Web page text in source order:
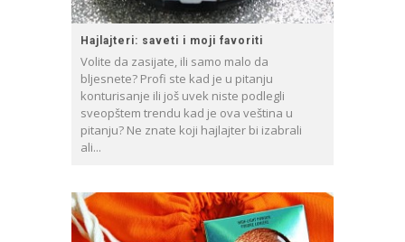
Hajlajteri: saveti i moji favoriti
Volite da zasijate, ili samo malo da
bljesnete? Profi ste kad je u pitanju
konturisanje ili još uvek niste podlegli
sveopštem trendu kad je ova veština u
pitanju? Ne znate koji hajlajter bi izabrali
ali...